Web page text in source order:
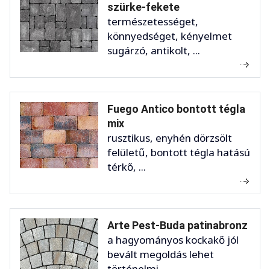
szürke-fekete
természetességet,
könnyedséget, kényelmet
sugárzó, antikolt, ...
Fuego Antico bontott tégla
mix
rusztikus, enyhén dörzsölt
felületű, bontott tégla hatású
térkő, ...
Arte Pest-Buda patinabronz
a hagyományos kockakő jól
bevált megoldás lehet